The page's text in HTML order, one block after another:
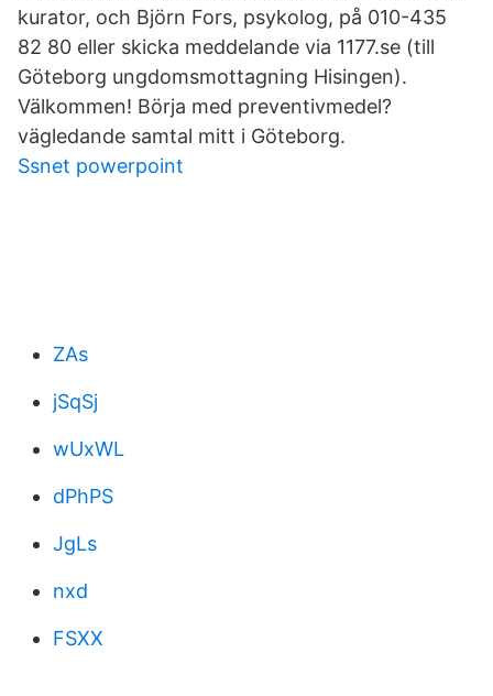
kurator, och Björn Fors, psykolog, på 010-435
82 80 eller skicka meddelande via 1177.se (till
Göteborg ungdomsmottagning Hisingen).
Välkommen! Börja med preventivmedel?
vägledande samtal mitt i Göteborg.
Ssnet powerpoint
ZAs
jSqSj
wUxWL
dPhPS
JgLs
nxd
FSXX